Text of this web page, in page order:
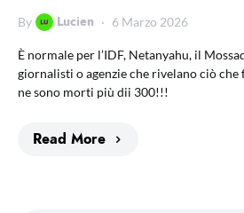
By Lucien 6 Marzo 2026
È normale per l’IDF, Netanyahu, il
giornalisti o agenzie che rivelano ciò che
ne sono morti più dii 300!!!
Read More